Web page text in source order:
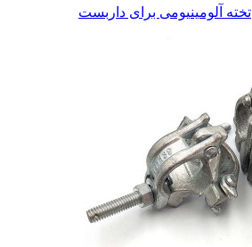
تخته آلومینیومی برای داربست